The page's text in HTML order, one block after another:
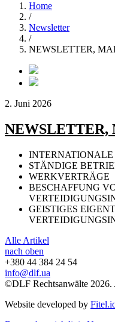
Home
/
Newsletter
/
NEWSLETTER,
2. Juni 2026
NEWSLETTER,
INTERNATIONALE
STÄNDIGE
WERKVERTRÄGE
BESCHAFFUNG
GEISTIGES
Alle Artikel
nach oben
+380 44 384 24 54
info@dlf.ua
©DLF Rechtsanwälte 2026.
Website developed by